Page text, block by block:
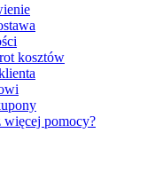
kosztów
więcej pomocy?